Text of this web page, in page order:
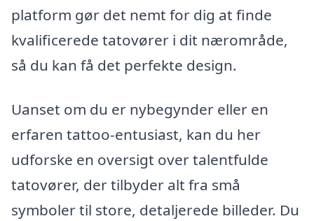
platform gør det nemt for dig at finde
kvalificerede tatovører i dit nærområde,
så du kan få det perfekte design.
Uanset om du er nybegynder eller en
erfaren tattoo-entusiast, kan du her
udforske en oversigt over talentfulde
tatovører, der tilbyder alt fra små
symboler til store, detaljerede billeder. Du